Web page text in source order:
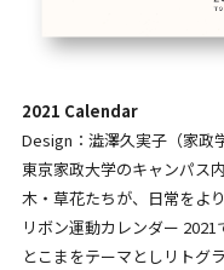
2021 Calendar
Design：澁澤久実子（家政
東京家政大学のキャンパス
木・草花たちが、日常をよ
リボン運動カレンダー
とこまをテーマとしリトグ